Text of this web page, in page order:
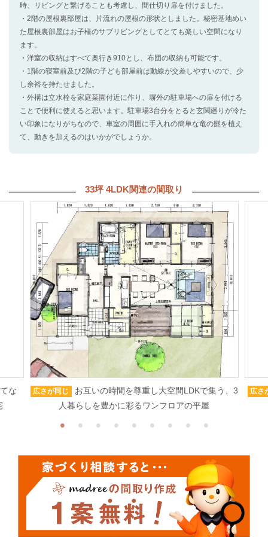
時、リビングと繋げることも考慮し、間仕切り扉を付けました。
・2階の屋根裏部屋は、片流れの屋根の形状としました。秘密基地めい
た屋根裏部屋はお子様のサブリビングとしてとても楽しい空間になり
ます。
・洋室の収納はすべて奥行き910とし、布団の収納も可能です。
・1階の寝室前及び2階の子ども部屋前は動線が交差しやすいので、少
し余裕を持たせました。
・外構は立水栓を家庭菜園付近に作り、塀外の駐車場への扉を付ける
ことで便利に使えると思います。駐車場3台分をとると玄関廻りが冷た
い印象になりがちなので、車室の周囲に手入れの簡単な竜の髭を植え
て、動きを加えるのはいかがでしょうか。
33坪 4LDK関連の間取り
な
広さが同じ
お互いの時間を尊重し大空間LDKで集う、3
人暮らしを豊かに彩るワンフロアの平屋
広さ